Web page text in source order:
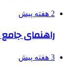
2 هفته پیش
راهنمای جامع
3 هفته پیش